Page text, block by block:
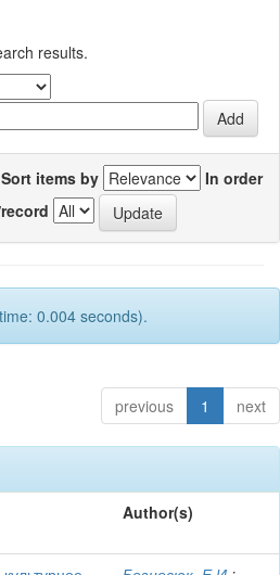
results.
Sort items by
In order
0.004 seconds).
previous 1 next
Author(s)